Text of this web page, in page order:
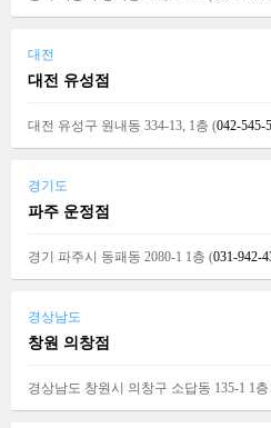
대전
대전 유성점
대전 유성구 원내동 334-13, 1층 (042-545-
경기도
파주 운정점
경기 파주시 동패동 2080-1 1층 (031-942-
경상남도
창원 의창점
경상남도 창원시 의창구 소답동 135-1 1층